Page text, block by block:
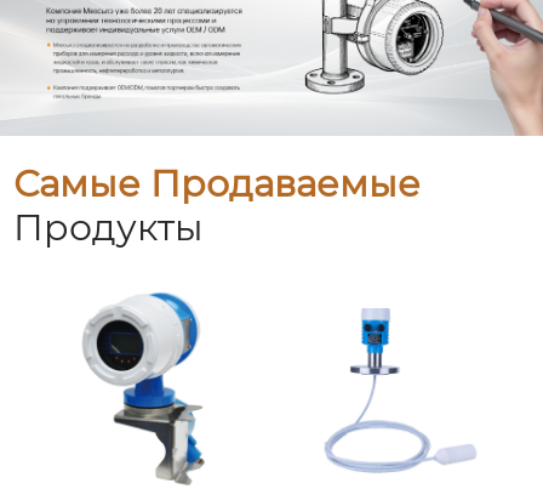
Самые Продаваемые
Продукты